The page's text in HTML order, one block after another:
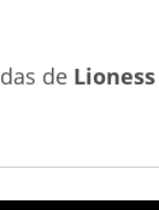
de Lioness